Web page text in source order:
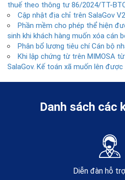
thuế theo thông tư 86/2024/TT-
Cập nhật địa chỉ trên SalaGov V2
Phần mềm cho phép thể hiện
sinh khi khách hàng muốn xóa cán
Phân bổ lương tiêu chí Cán bộ
Khi lập chứng từ trên MIMOSA
SalaGov. Kế toán xã muốn lên
Danh sách các
Diễn đàn hỗ